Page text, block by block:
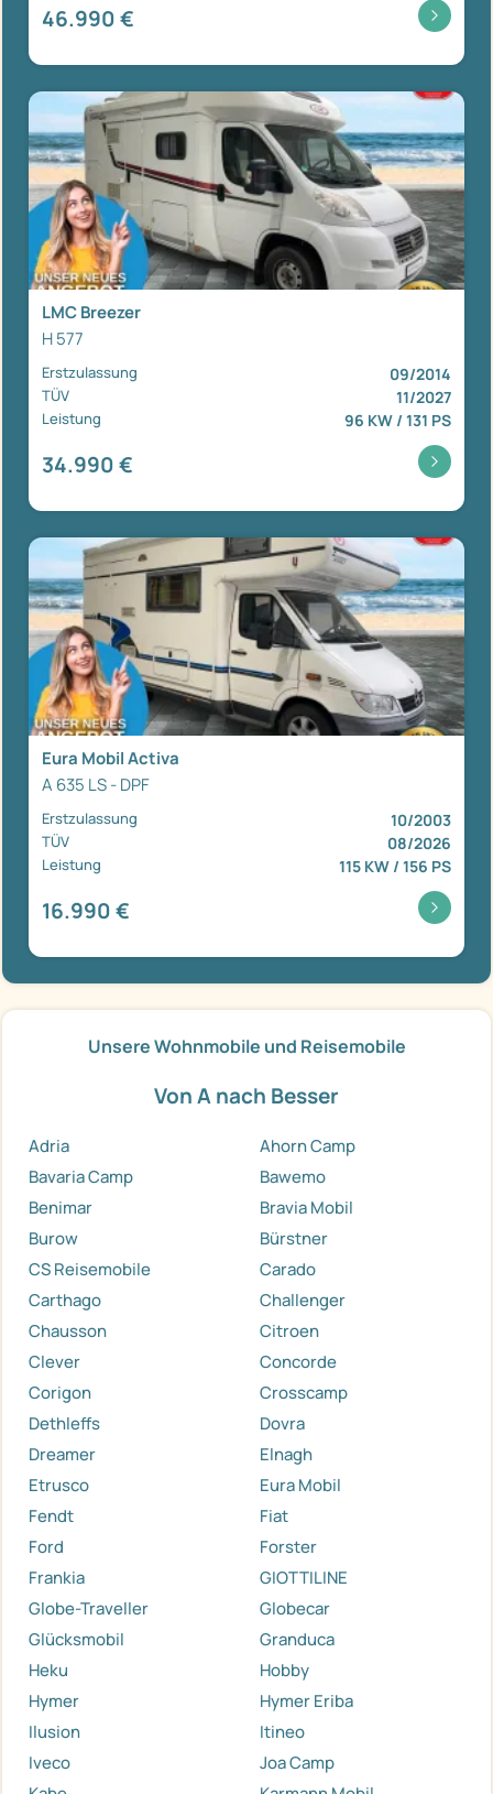
46.990 €
LMC Breezer
H 577
Erstzulassung 09/2014
TÜV 11/2027
Leistung 96 KW / 131 PS
34.990 €
Eura Mobil Activa
A 635 LS - DPF
Erstzulassung 10/2003
TÜV 08/2026
Leistung 115 KW / 156 PS
16.990 €
Unsere Wohnmobile und Reisemobile
Von A nach Besser
Adria
Ahorn Camp
Bavaria Camp
Bawemo
Benimar
Bravia Mobil
Burow
Bürstner
CS Reisemobile
Carado
Carthago
Challenger
Chausson
Citroen
Clever
Concorde
Corigon
Crosscamp
Dethleffs
Dovra
Dreamer
Elnagh
Etrusco
Eura Mobil
Fendt
Fiat
Ford
Forster
Frankia
GIOTTILINE
Globe-Traveller
Globecar
Glücksmobil
Granduca
Heku
Hobby
Hymer
Hymer Eriba
Ilusion
Itineo
Iveco
Joa Camp